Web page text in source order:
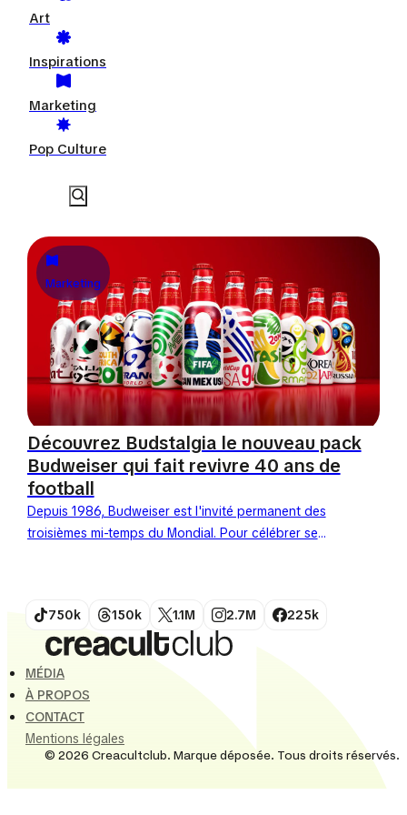
Art
Inspirations
Marketing
Pop Culture
Marketing
Découvrez Budstalgia le nouveau pack
Budweiser qui fait revivre 40 ans de
football
Depuis 1986, Budweiser est l'invité permanent des
troisièmes mi-temps du Mondial. Pour célébrer ses
750k 150k 1.1M 2.7M 225k
MÉDIA
À PROPOS
CONTACT
Mentions légales
© 2026 Creacultclub. Marque déposée. Tous droits réservés.